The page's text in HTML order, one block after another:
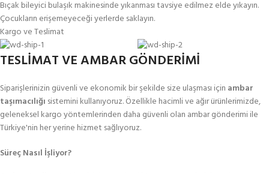
Bıçak bileyici bulaşık makinesinde yıkanması tavsiye edilmez elde yıkayın.
Çocukların erişemeyeceği yerlerde saklayın.
Kargo ve Teslimat
TESLİMAT VE AMBAR GÖNDERİMİ
Siparişlerinizin güvenli ve ekonomik bir şekilde size ulaşması için ambar
taşımacılığı sistemini kullanıyoruz. Özellikle hacimli ve ağır ürünlerimizde,
geleneksel kargo yöntemlerinden daha güvenli olan ambar gönderimi ile
Türkiye'nin her yerine hizmet sağlıyoruz.
Süreç Nasıl İşliyor?